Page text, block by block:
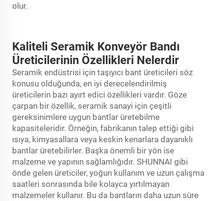
olur.
Kaliteli Seramik Konveyör Bandı
Üreticilerinin Özellikleri Nelerdir
Seramik endüstrisi için taşıyıcı bant üreticileri söz
konusu olduğunda, en iyi derecelendirilmiş
üreticilerin bazı ayırt edici özellikleri vardır. Göze
çarpan bir özellik, seramik sanayi için çeşitli
gereksinimlere uygun bantlar üretebilme
kapasiteleridir. Örneğin, fabrikanın talep ettiği gibi
ısıya, kimyasallara veya keskin kenarlara dayanıklı
bantlar üretebilirler. Başka önemli bir yön ise
malzeme ve yapının sağlamlığıdır. SHUNNAI gibi
önde gelen üreticiler, yoğun kullanım ve uzun çalışma
saatleri sonrasında bile kolayca yırtılmayan
malzemeler kullanır. Bu da bantların daha uzun süre